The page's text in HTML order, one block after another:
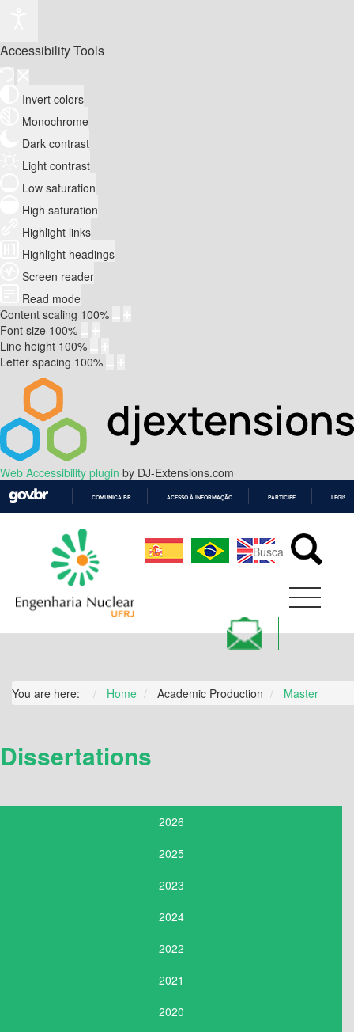
Accessibility Tools
Invert colors
Monochrome
Dark contrast
Light contrast
Low saturation
High saturation
Highlight links
Highlight headings
Screen reader
Read mode
Content scaling 100%
Font size 100%
Line height 100%
Letter spacing 100%
Web Accessibility plugin by DJ-Extensions.com
CONTEÚDO
COMUNICA BR ACESSO À INFORMAÇÃO PARTICIPE
You are here: Home Academic Production Master
Dissertations
2026
2025
2023
2024
2022
2021
2020